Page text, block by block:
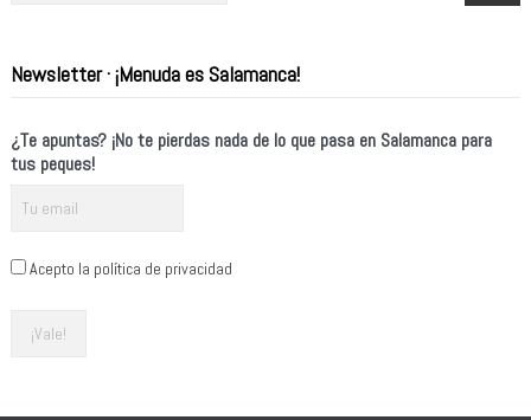
Newsletter · ¡Menuda es Salamanca!
¿Te apuntas? ¡No te pierdas nada de lo que pasa en Salamanca para
tus peques!
Acepto la política de privacidad